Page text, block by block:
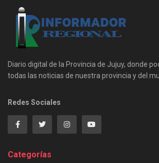
Diario digital de la Provincia de Jujuy, donde
todas las noticias de nuestra provincia y del
Redes Sociales
Categorías